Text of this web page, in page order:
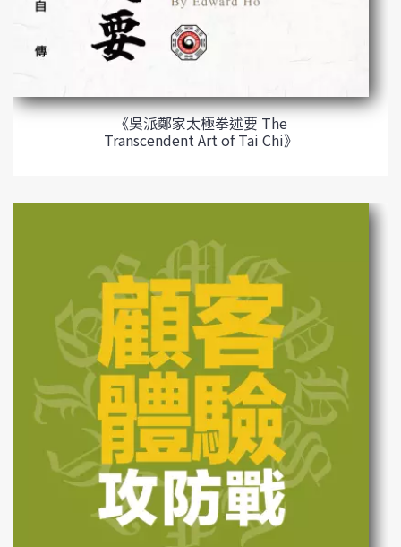
《吳派鄭家太極拳述要 The
Transcendent Art of Tai Chi》